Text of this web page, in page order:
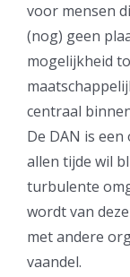
voor mensen
(nog) geen
mogelijkheid
centraal
De DAN is
allen tijde wil
turbulente
wordt van
met andere
vaandel.